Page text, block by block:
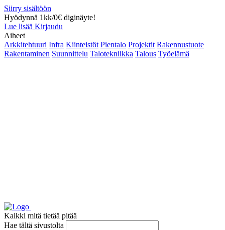
Siirry sisältöön
Hyödynnä 1kk/0€ diginäyte!
Lue lisää Kirjaudu
Aiheet
Arkkitehtuuri Infra Kiinteistöt Pientalo Projektit Rakennustuote
Rakentaminen Suunnittelu Talotekniikka Talous Työelämä
Kaikki mitä tietää pitää
Hae tältä sivustolta